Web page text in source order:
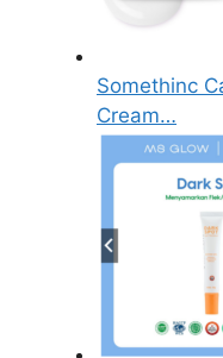
Somethinc
Cream…